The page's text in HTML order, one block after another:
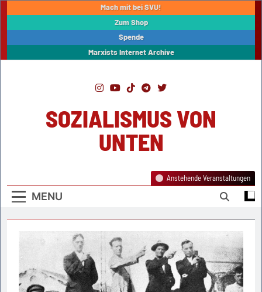
Mach mit bei SVU!
Zum Shop
Spende
Marxists Internet Archive
SOZIALISMUS VON
UNTEN
MENU
Anstehende Veranstaltungen